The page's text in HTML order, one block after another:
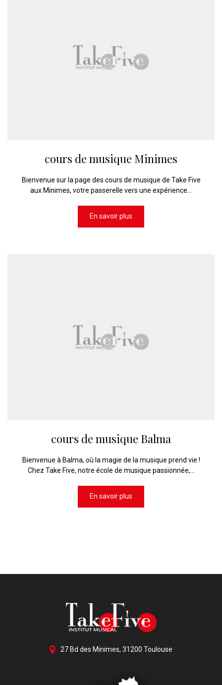
cours de musique Minimes
Bienvenue sur la page des cours de musique de Take Five
aux Minimes, votre passerelle vers une expérience...
En savoir plus
cours de musique Balma
Bienvenue à Balma, où la magie de la musique prend vie !
Chez Take Five, notre école de musique passionnée,...
En savoir plus
27 Bd des Minimes, 31200 Toulouse